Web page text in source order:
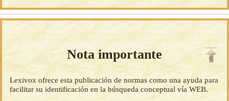
Nota importante
Lexivox ofrece esta publicación de normas como una ayuda para
facilitar su identificación en la búsqueda conceptual vía WEB.